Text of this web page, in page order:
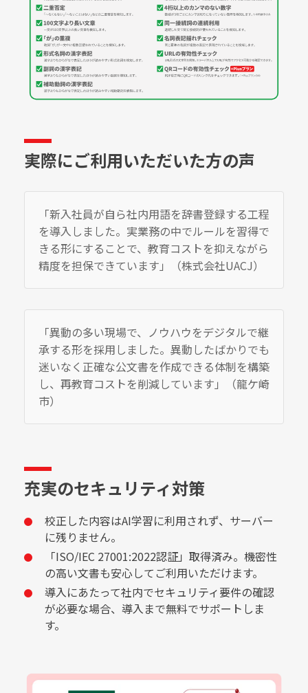
実際にご利用いただいた方の声
「新入社員が自ら社内用語を辞書登録する工程
を導入しました。実業務の中でルールを習得で
きる形にすることで、教育コストを抑えながら
精度を担保できています」（株式会社UACJ）
「異動の多い現場で、ノウハウをデジタルで継
承する形を採用しました。異動したばかりでも
迷いなく正確な公文書を作成できる体制を構築
し、再教育コストを削減しています」（龍ケ崎
市）
充実のセキュリティ対策
校正した内容はAI学習に利用されず、サーバー
に残りません。
「ISO/IEC 27001:2022認証」取得済み。機密性
の高い文書も安心してご利用いただけます。
導入にあたって社内でセキュリティ要件の確認
が必要な場合、導入まで無料でサポートしま
す。